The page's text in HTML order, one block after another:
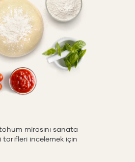
mirasını sanata
incelemek için